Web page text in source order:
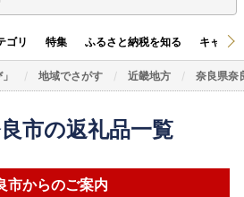
ゴリ 特集 ふるさと納税を知る キャン
地域でさがす 近畿地方 奈良県奈
市の返礼品一覧
市からのご案内